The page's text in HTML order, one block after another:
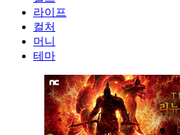
라이프
컬처
머니
테마